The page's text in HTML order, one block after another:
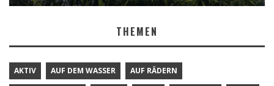
THEMEN
AKTIV AUF DEM WASSER AUF RÄDERN